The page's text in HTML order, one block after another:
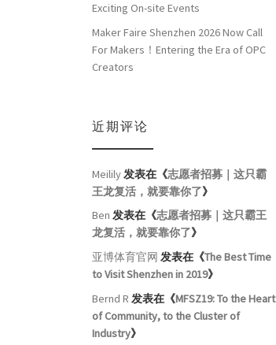
Exciting On-site Events
Maker Faire Shenzhen 2026 Now Call
For Makers！Entering the Era of OPC
Creators
近期评论
Meilily 发表在《志愿者招募｜这只霸
王龙复活，就要靠你了》
Ben 发表在《志愿者招募｜这只霸王
龙复活，就要靠你了》
亚博体育官网 发表在《The Best Time
to Visit Shenzhen in 2019》
Bernd R 发表在《MFSZ19: To the Heart
of Community, to the Cluster of
Industry》